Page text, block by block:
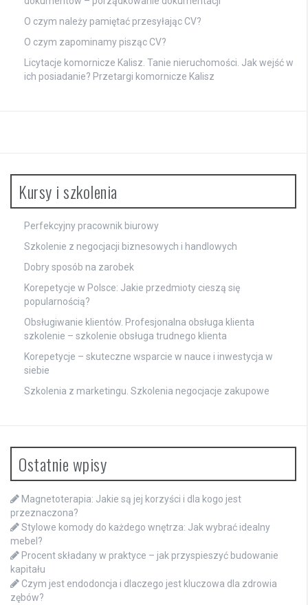
O czym należy pamiętać przesyłając CV?
O czym zapominamy pisząc CV?
Licytacje komornicze Kalisz. Tanie nieruchomości. Jak wejść w
ich posiadanie? Przetargi komornicze Kalisz
Kursy i szkolenia
Perfekcyjny pracownik biurowy
Szkolenie z negocjacji biznesowych i handlowych
Dobry sposób na zarobek
Korepetycje w Polsce: Jakie przedmioty cieszą się
popularnością?
Obsługiwanie klientów. Profesjonalna obsługa klienta
szkolenie – szkolenie obsługa trudnego klienta
Korepetycje – skuteczne wsparcie w nauce i inwestycja w
siebie
Szkolenia z marketingu. Szkolenia negocjacje zakupowe
Ostatnie wpisy
Magnetoterapia: Jakie są jej korzyści i dla kogo jest
przeznaczona?
Stylowe komody do każdego wnętrza: Jak wybrać idealny
mebel?
Procent składany w praktyce – jak przyspieszyć budowanie
kapitału
Czym jest endodoncja i dlaczego jest kluczowa dla zdrowia
zębów?